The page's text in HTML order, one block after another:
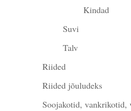
Kindad
Suvi
Talv
Riided
Riided jõuludeks
Soojakotid, vankrikotid,